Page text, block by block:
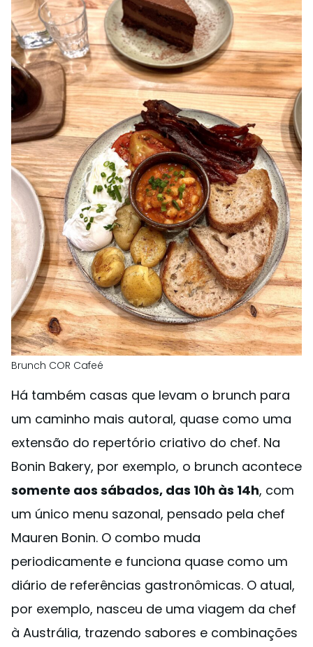
Brunch COR Cafeé
Há também casas que levam o brunch para
um caminho mais autoral, quase como uma
extensão do repertório criativo do chef. Na
Bonin Bakery, por exemplo, o brunch acontece
somente aos sábados, das 10h às 14h, com
um único menu sazonal, pensado pela chef
Mauren Bonin. O combo muda
periodicamente e funciona quase como um
diário de referências gastronômicas. O atual,
por exemplo, nasceu de uma viagem da chef
à Austrália, trazendo sabores e combinações